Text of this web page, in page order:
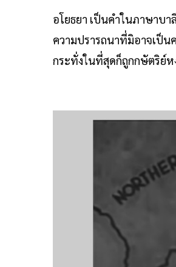
อโยธยา เป็นคำในภาษาบ
ความปรารถนาที่มิอาจเป็น
กระทั่งในที่สุดก็ถูกกษัตริย์